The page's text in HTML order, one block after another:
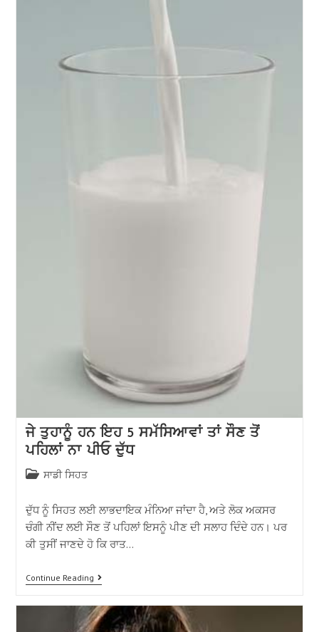
ਜੇ ਤੁਹਾਨੂੰ ਹਨ ਇਹ 5 ਸਮੱਸਿਆਵਾਂ ਤਾਂ ਸੌਣ ਤੋਂ
ਪਹਿਲਾਂ ਨਾ ਪੀਓ ਦੁੱਧ
ਸਾਡੀ ਸਿਹਤ
ਦੁੱਧ ਨੂੰ ਸਿਹਤ ਲਈ ਲਾਭਦਾਇਕ ਮੰਨਿਆ ਜਾਂਦਾ ਹੈ, ਅਤੇ ਲੋਕ ਅਕਸਰ
ਚੰਗੀ ਨੀਂਦ ਲਈ ਸੌਣ ਤੋਂ ਪਹਿਲਾਂ ਇਸਨੂੰ ਪੀਣ ਦੀ ਸਲਾਹ ਦਿੰਦੇ ਹਨ। ਪਰ
ਕੀ ਤੁਸੀਂ ਜਾਣਦੇ ਹੋ ਕਿ ਰਾਤ…
Continue Reading